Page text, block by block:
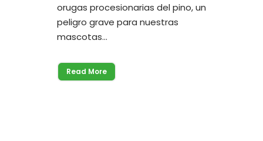
orugas procesionarias del pino, un
peligro grave para nuestras
mascotas...
Read More